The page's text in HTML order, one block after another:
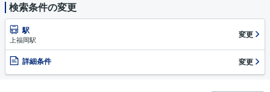
検索条件の変更
駅
上福岡駅
変更
詳細条件 変更